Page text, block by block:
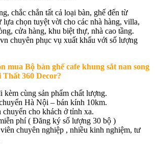
chắc chắn tất cả loại bàn, ghế đến từ
lựa chọn tuyệt vời cho các nhà hàng, villa,
cửa hàng, khu biệt thự, nhà cao tầng.
chuyên phục vụ xuất khẩu với số lượng
mua Bộ bàn ghế cafe khung sắt nan song
Thất 360 Decor?
kèm cùng sản phẩm chất lượng.
Hà Nội – bán kính 10km.
cho khách ở tỉnh xa.
phí ( Đăng ký số lượng 30 bộ )
chuyên nghiệp , nhiều kinh nghiệm, tư